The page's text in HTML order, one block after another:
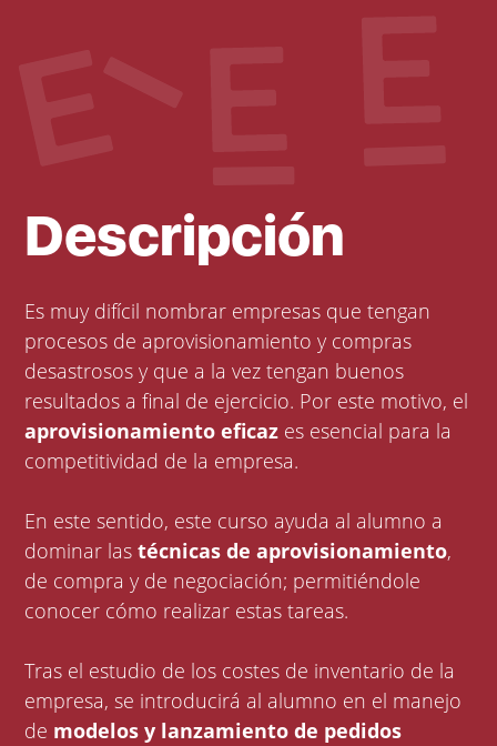
Descripción
Es muy difícil nombrar empresas que tengan
procesos de aprovisionamiento y compras
desastrosos y que a la vez tengan buenos
resultados a final de ejercicio. Por este motivo, el
aprovisionamiento eficaz es esencial para la
competitividad de la empresa.
En este sentido, este curso ayuda al alumno a
dominar lastécnicas de aprovisionamiento,
de compra y de negociación; permitiéndole
conocer cómo realizar estas tareas.
Tras el estudio de los costes de inventario de la
empresa, se introducirá al alumno en el manejo
de modelos y lanzamiento de pedidos